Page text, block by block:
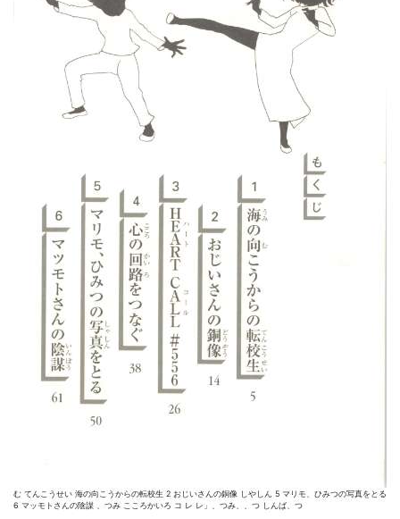
む てんこうせい 海の向こうからの転校生 2 おじいさんの銅像 しやしん 5 マリモ、ひみつの写真をとる
6 マッモトさんの陰謀 、つみ こころかいろ コ レ レ」、つみ、、つ しんば、つ